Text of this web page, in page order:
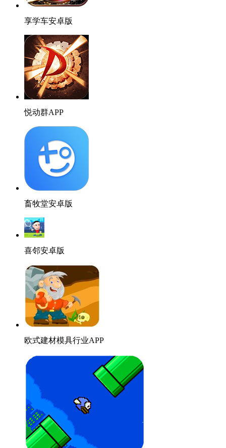
享学车安卓版
悦动群APP
畜牧堂安卓版
喜邻安卓版
欧式建材模具行业APP